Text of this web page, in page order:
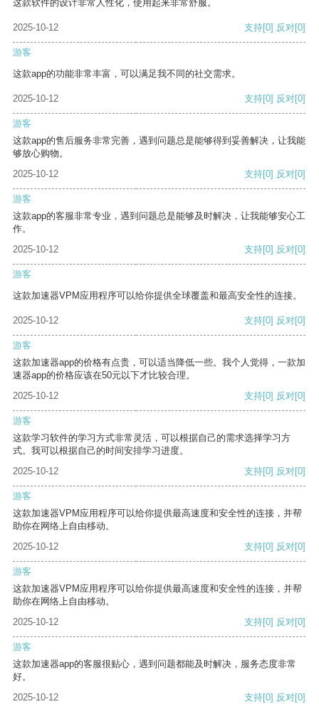
这款软件的设计非常人性化，使用起来非常舒服。
2025-10-12 支持[0] 反对[0]
游客
这款app的功能非常丰富，可以满足我不同的社交需求。
2025-10-12 支持[0] 反对[0]
游客
这款app的售后服务非常完善，遇到问题总是能够得到妥善解决，让我能
够放心购物。
2025-10-12
支持[0] 反对[0]
游客
这款app的客服非常专业，遇到问题总是能够及时解决，让我能够安心工
作。
2025-10-12
支持[0] 反对[0]
游客
这款加速器VPM应用程序可以给你提供全球覆盖和最高安全性的连接。
2025-10-12 支持[0] 反对[0]
游客
这款加速器app的价格有点贵，可以适当降低一些。我个人觉得，一款加
速器app的价格应该在50元以下才比较合理。
2025-10-12
支持[0] 反对[0]
游客
这款学习软件的学习方式非常灵活，可以根据自己的需求选择学习方
式。我可以根据自己的时间安排学习进度。
2025-10-12
支持[0] 反对[0]
游客
这款加速器VPM应用程序可以给你提供最高速度和安全性的连接，并帮
助你在网络上自由移动。
2025-10-12
支持[0] 反对[0]
游客
这款加速器VPM应用程序可以给你提供最高速度和安全性的连接，并帮
助你在网络上自由移动。
2025-10-12
支持[0] 反对[0]
游客
这款加速器app的客服很贴心，遇到问题都能及时解决，服务态度非常
好。
2025-10-12
支持[0] 反对[0]